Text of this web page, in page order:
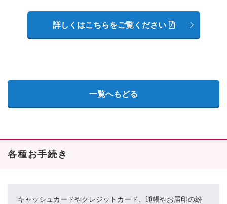
詳しくはこちらをご覧ください
一覧へもどる
各種お手続き
キャッシュカードやクレジットカード、通帳やお届印の紛